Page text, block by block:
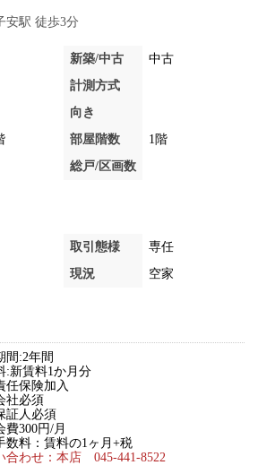
安駅 徒歩3分
新築/中古
中古
計測方式
向き
部屋階数
1階
総戸/区画数
取引態様
専任
現況
空家
間:2年間
:新賃料1か月分
任保険加入
社必須
証人必須
費300円/月
数料：賃料の1ヶ月+税
合わせ：本店 045-441-8522